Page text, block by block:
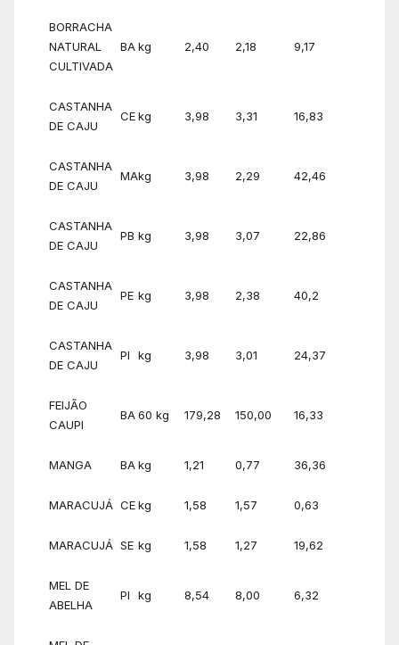
BORRACHA
NATURAL
CULTIVADA
BAkg 2,40 2,18 9,17
CASTANHA
DE CAJU
CEkg 3,98 3,31 16,83
CASTANHA
DE CAJU
MAkg 3,98 2,29 42,46
CASTANHA
DE CAJU
PB kg 3,98 3,07 22,86
CASTANHA
DE CAJU
PE kg 3,98 2,38 40,2
CASTANHA
DE CAJU
PI kg 3,98 3,01 24,37
FEIJÃO
CAUPI
BA60 kg 179,28 150,00 16,33
MANGA BAkg 1,21 0,77 36,36
MARACUJÁ CEkg 1,58 1,57 0,63
MARACUJÁ SE kg 1,58 1,27 19,62
MEL DE
ABELHA
PI kg 8,54 8,00 6,32